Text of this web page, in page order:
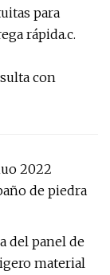
para
rápida.c.
con
2022
de piedra
del panel de
material